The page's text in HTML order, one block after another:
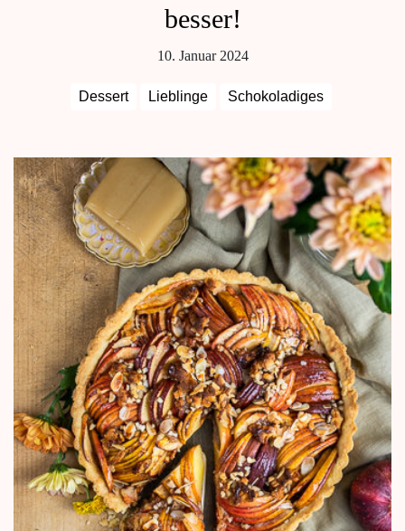
besser!
10. Januar 2024
Dessert Lieblinge Schokoladiges